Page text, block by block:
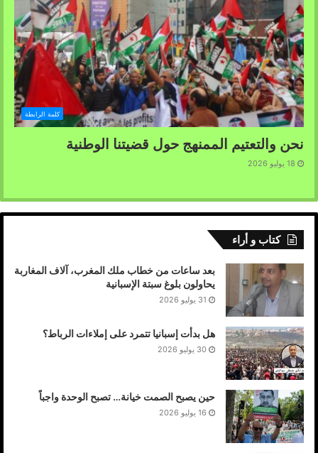
كلمة الرابطة
نحن والتعتيم الممنهج حول قضيتنا الوطنية
18 يوليو 2026
كتاب و أراء
بعد ساعات من خطاب ملك المغرب، آلاف المغاربة
يحاولون بلوغ سبتة الإسبانية
31 يوليو 2026
هل بدأت إسبانيا تتمرد على إملاءات الرباط؟
30 يوليو 2026
حين يصبح الصمت خيانة… تصبح الوحدة واجباً
16 يوليو 2026